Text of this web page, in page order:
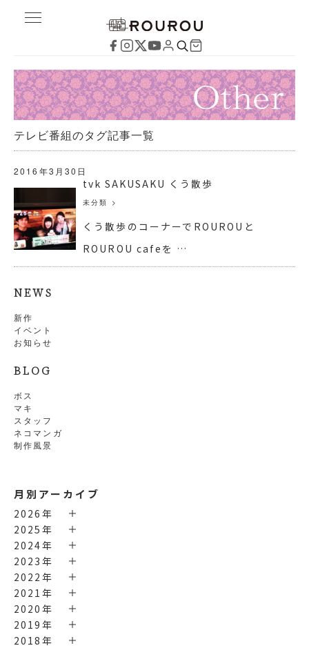
NEWS
新作
イベント
お知らせ
BLOG
ボス
マキ
スタッフ
ネコマンガ
制作風景
月別アーカイブ
2026年
2025年
2024年
2023年
2022年
2021年
2020年
2019年
2018年
テレビ番組のタグ記事一覧
2016年3月30日
tvk SAKUSAKU くう散歩
未分類 >
くう散歩のコーナーでROUROUと
ROUROU cafeを …